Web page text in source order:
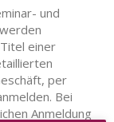
und
einer
per
Bei
Anmeldung